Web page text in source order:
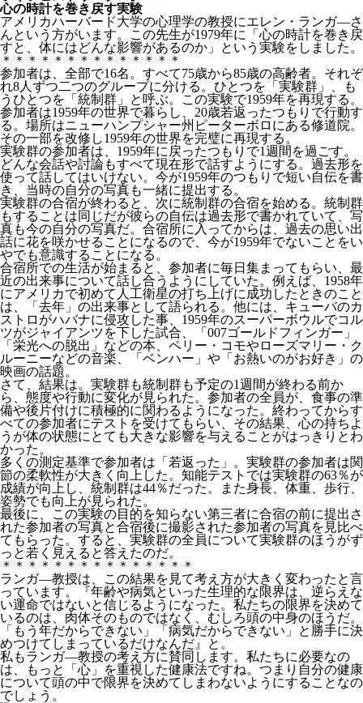
心の時計を巻き戻す実験
アメリカハーバード大学の心理学の教授にエレン・ランガ―さ
んという方がいます。この先生が1979年に「心の時計を巻き戻
すと、体にはどんな影響があるのか」という実験をしました。
＊＊＊＊＊＊＊＊＊＊＊＊＊＊
参加者は、全部で16名。すべて75歳から85歳の高齢者。それぞ
れ8人ずつ二つのグループに分ける。ひとつを「実験群」、も
うひとつを「統制群」と呼ぶ。この実験で1959年を再現する。
参加者は1959年の世界で暮らし、20歳若返ったつもりで行動す
る。場所はニューハンプシャー州ピーターボロにある修道院。
その一部を改修し1959年の世界を完璧に再現する。
実験群の参加者は、1959年に戻ったつもりで1週間を過ごす。
どんな会話や討論もすべて現在形で話すようにする。過去形を
使って話してはいけない。今が1959年のつもりで短い自伝を書
き、当時の自分の写真も一緒に提出する。
実験群の合宿が終わると、次に統制群の合宿を始める。統制群
もすることは同じだが彼らの自伝は過去形で書かれていて、写
真も今の自分の写真だ。合宿所に入ってからは、過去の思い出
話に花を咲かせることになるので、今が1959年でないことをい
やでも意識することになる。
合宿所での生活が始まると、参加者に毎日集まってもらい、最
近の出来事について話し合うようにしていた。例えば、1958年
にアメリカで初めて人工衛星の打ち上げに成功したときのこと
は、「去年」の出来事として語られる。他には、キューバのカ
ストロがハバナに侵攻した事、1959年のスーパーボウルでコル
ツがジャイアンツを下した試合、「007ゴールドフィンガー」
「栄光への脱出」などの本、ペリー・コモやローズマリー・ク
ルーニーなどの音楽、「ベンハー」や「お熱いのがお好き」の
映画の話題。
さて、結果は。実験群も統制群も予定の1週間が終わる前か
ら、態度や行動に変化が見られた。参加者の全員が、食事の準
備や後片付けに積極的に関わるようになった。終わってからす
べての参加者にテストを受けてもらい、その結果、心の持ちよ
うが体の状態にとても大きな影響を与えることがはっきりとわ
かった。
多くの測定基準で参加者は「若返った」。実験群の参加者は関
節の柔軟性が大きく向上した。知能テストでは実験群の63％が
成績が向上し、統制群は44％だった。また身長、体重、歩行、
姿勢でも向上が見られた。
最後に、この実験の目的を知らない第三者に合宿の前に提出さ
れた参加者の写真と合宿後に撮影された参加者の写真を見比べ
てもらった。すると、実験群の全員について実験群のほうがず
っと若く見えると答えたのだ。
＊＊＊＊＊＊＊＊＊＊＊＊＊＊＊
ランガ―教授は、この結果を見て考え方が大きく変わったと言
っています。『年齢や病気といった生理的な限界は、逆らえな
い運命ではないと信じるようになった。私たちの限界を決めて
いるのは、肉体そのものではなく、むしろ頭の中身のほうだ。
「もう年だからできない」「病気だからできない」と勝手に決
めつけてしまっているだけなんだ』と。
私もランガ―教授の考え方に賛同します。私たちに必要なの
は、もっと「心」を重視した健康法ですね。つまり自分の健康
について頭の中で限界を決めてしまわないようにすることなの
でしょう。